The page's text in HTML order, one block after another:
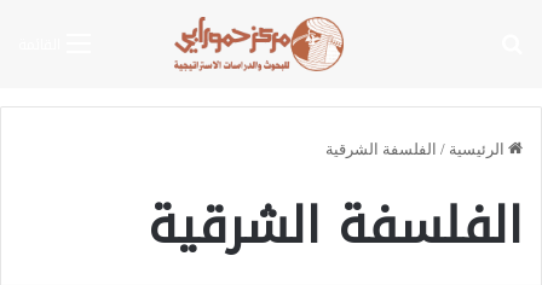
الرئيسية / الفلسفة الشرقية
الفلسفة الشرقية